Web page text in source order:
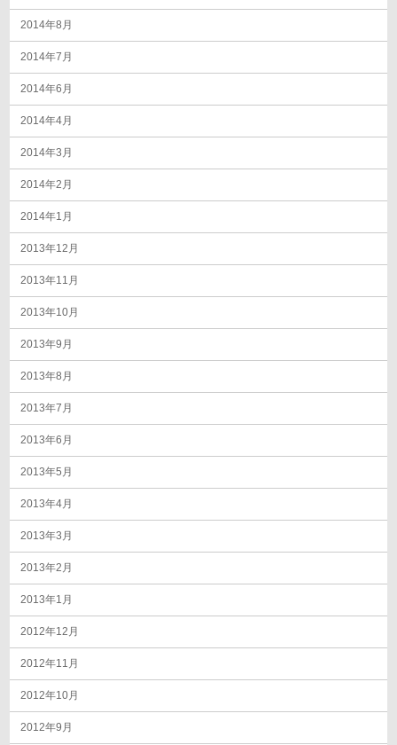
2014年8月
2014年7月
2014年6月
2014年4月
2014年3月
2014年2月
2014年1月
2013年12月
2013年11月
2013年10月
2013年9月
2013年8月
2013年7月
2013年6月
2013年5月
2013年4月
2013年3月
2013年2月
2013年1月
2012年12月
2012年11月
2012年10月
2012年9月